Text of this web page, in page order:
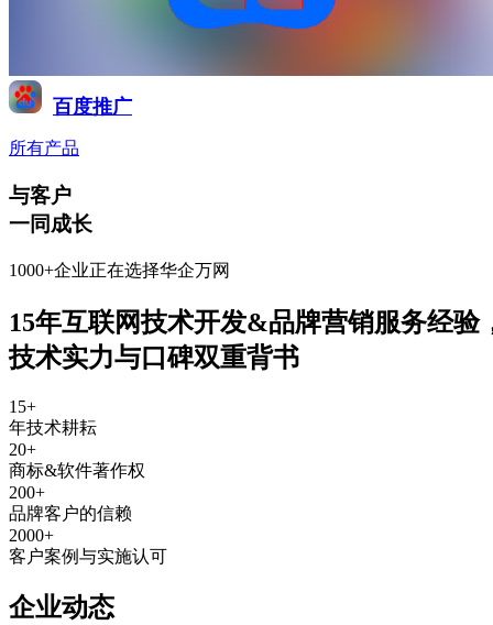
百度推广
所有产品
与客户
一同成长
1000+企业正在选择华企万网
15年互联网技术开发&品牌营销服务经验
技术实力与口碑双重背书
15+
年技术耕耘
20+
商标&软件著作权
200+
品牌客户的信赖
2000+
客户案例与实施认可
企业动态